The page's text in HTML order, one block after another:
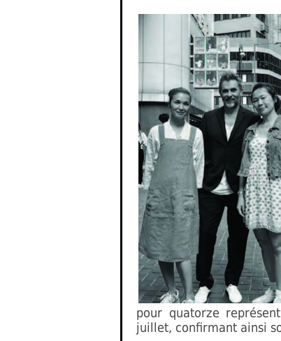
pour quatorze
juillet, confirmant ainsi